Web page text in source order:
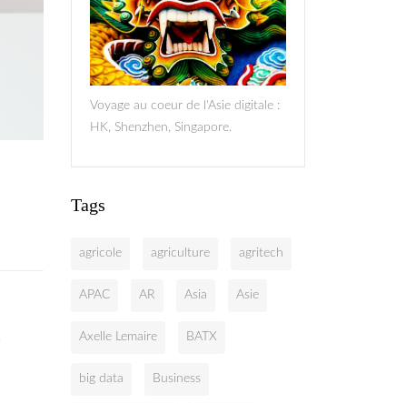
Voyage au coeur de l'Asie digitale :
HK, Shenzhen, Singapore.
Tags
agricole agriculture agritech
APAC AR Asia Asie
Axelle Lemaire BATX
big data Business